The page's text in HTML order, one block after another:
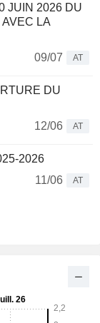
JUIN 2026 DU
LA
09/07
AT
DU
12/06
AT
2026
11/06
AT